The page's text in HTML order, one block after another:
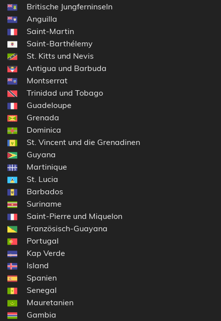
Britische Jungferninseln
Anguilla
Saint-Martin
Saint-Barthélemy
St. Kitts und Nevis
Antigua und Barbuda
Montserrat
Trinidad und Tobago
Guadeloupe
Grenada
Dominica
St. Vincent und die Grenadinen
Guyana
Martinique
St. Lucia
Barbados
Suriname
Saint-Pierre und Miquelon
Französisch-Guayana
Portugal
Kap Verde
Island
Spanien
Senegal
Mauretanien
Gambia